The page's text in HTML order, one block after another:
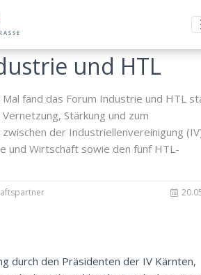
und HTL
fand das Forum Industrie und HTL
Stärkung und zum
der Industriellenvereinigung
und Wirtschaft sowie den fünf HTL-
durch den Präsidenten der IV Kärnten,